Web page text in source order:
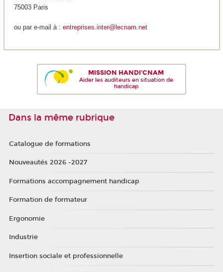
75003 Paris
ou par e-mail à : entreprises.inter@lecnam.net
MISSION HANDI'CNAM
Aider les auditeurs en situation de
handicap
Dans la même rubrique
Catalogue de formations
Nouveautés 2026 -2027
Formations accompagnement handicap
Formation de formateur
Ergonomie
Industrie
Insertion sociale et professionnelle